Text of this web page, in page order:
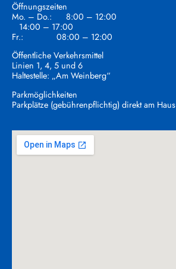
Öffnungszeiten
Mo. – Do.: 8:00 – 12:00
14:00 – 17:00
Fr.: 08:00 – 12:00
Öffentliche Verkehrsmittel
Linien 1, 4, 5 und 6
Haltestelle: „Am Weinberg“
Parkmöglichkeiten
Parkplätze (gebührenpflichtig) direkt am Haus